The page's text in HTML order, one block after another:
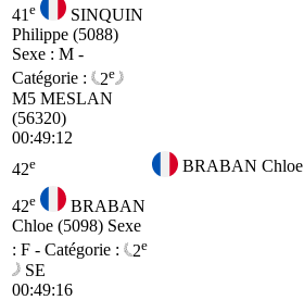
41 e
SINQUIN
Philippe (5088)
Sexe : M -
Catégorie :
2e
M5 MESLAN
(56320)
00:49:12
42e BRABAN Chloe
42e
BRABAN
Chloe (5098) Sexe
: F - Catégorie :
2e
SE
00:49:16